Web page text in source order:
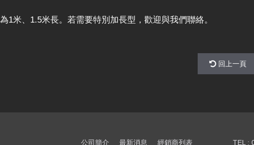
1米、1.5米長。若需要特別加長型，歡迎與我們聯絡。
回上一頁
公司簡介 最新消息 經銷商列表 TEL :